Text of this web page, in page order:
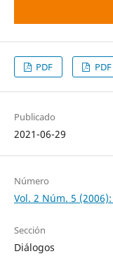
PDF
Publicado
2021-06-29
Número
Vol. 2 Núm. 5
Sección
Diálogos